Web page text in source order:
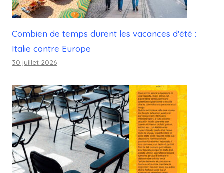
Combien de temps durent les vacances d'été :
Italie contre Europe
30 juillet 2026